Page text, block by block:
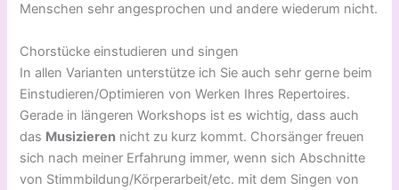
Menschen sehr angesprochen und andere wiederum nicht.
Chorstücke einstudieren und singen
In allen Varianten unterstütze ich Sie auch sehr gerne beim
Einstudieren/Optimieren von Werken Ihres Repertoires.
Gerade in längeren Workshops ist es wichtig, dass auch
das Musizieren nicht zu kurz kommt. Chorsänger freuen
sich nach meiner Erfahrung immer, wenn sich Abschnitte
von Stimmbildung/Körperarbeit/etc. mit dem Singen von